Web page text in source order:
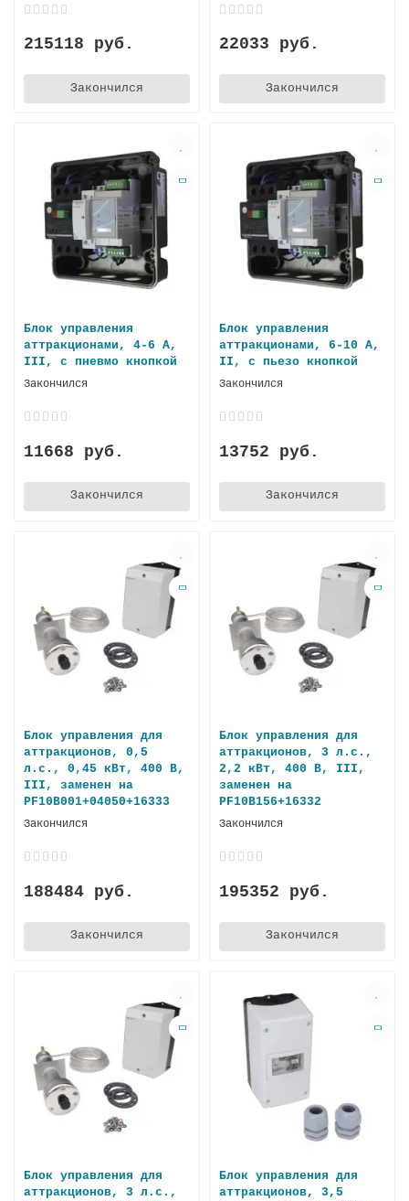
215118 руб.
Закончился
22033 руб.
Закончился
Блок управления
аттракционами, 4-6 А,
III, с пневмо кнопкой
Закончился
11668 руб.
Закончился
Блок управления
аттракционами, 6-10 А,
II, с пьезо кнопкой
Закончился
13752 руб.
Закончился
Блок управления для
аттракционов, 0,5
л.с., 0,45 кВт, 400 В,
III, заменен на
PF10B001+04050+16333
Закончился
188484 руб.
Закончился
Блок управления для
аттракционов, 3 л.с.,
2,2 кВт, 400 В, III,
заменен на
PF10B156+16332
Закончился
195352 руб.
Закончился
Блок управления для
аттракционов, 3 л.с.,
Блок управления для
аттракционов, 3,5